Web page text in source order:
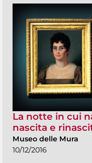
La notte in cui
nascita e
Museo delle Mura
10/12/2016